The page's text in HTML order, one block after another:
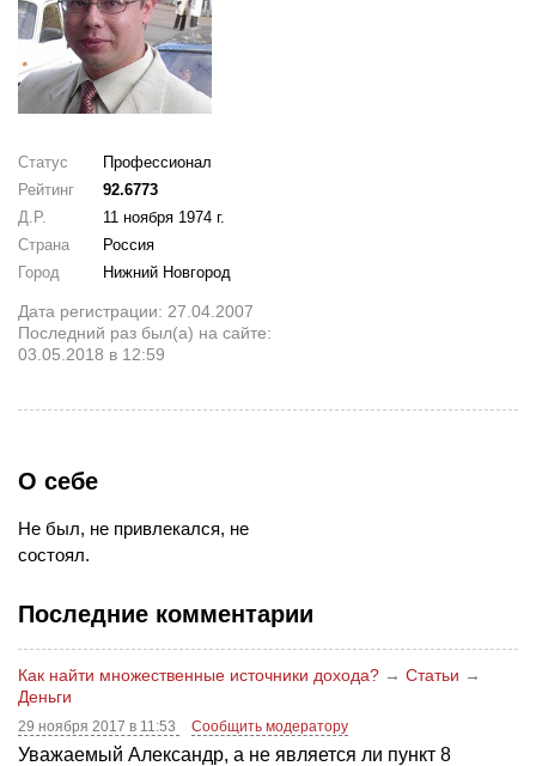
Статус
Профессионал
Рейтинг
92.6773
Д.Р.
11 ноября 1974 г.
Страна
Россия
Город
Нижний Новгород
Дата регистрации: 27.04.2007
Последний раз был(а) на сайте:
03.05.2018 в 12:59
О себе
Не был, не привлекался, не
состоял.
Последние комментарии
Как найти множественные источники дохода? → Статьи →
Деньги
29 ноября 2017 в 11:53 Сообщить модератору
Уважаемый Александр, а не является ли пункт 8